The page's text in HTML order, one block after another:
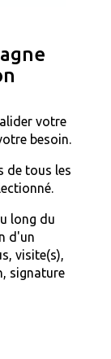
votre
besoin.
de tous les
long du
d'un
visite(s),
signature